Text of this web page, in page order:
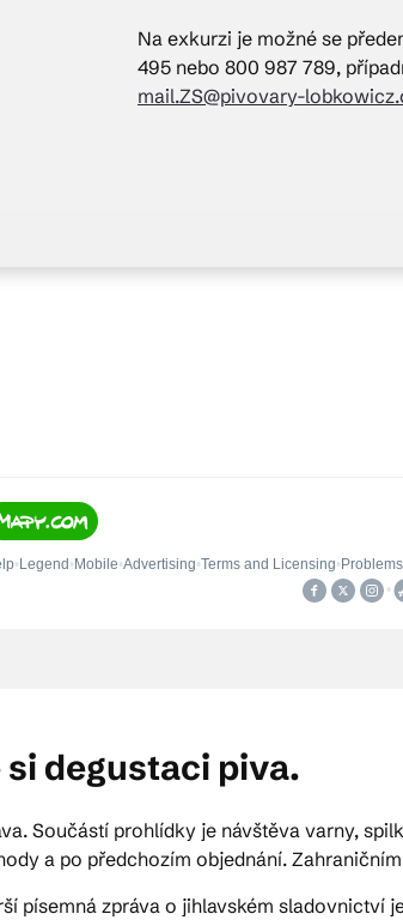
Na exkurzi je možné se
495 nebo 800 987 789,
mail.ZS@pivovary-
degustaci piva.
Součástí prohlídky je návštěva varny,
a po předchozím objednání.
písemná zpráva o jihlavském sladovnictví